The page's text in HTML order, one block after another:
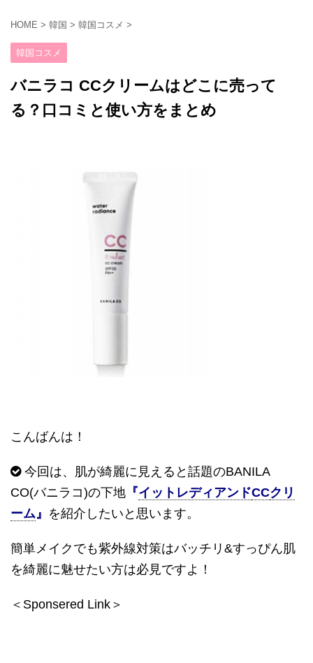
HOME > 韓国 > 韓国コスメ >
韓国コスメ
バニラコ CCクリームはどこに売って
る？口コミと使い方をまとめ
こんばんは！
今回は、肌が綺麗に見えると話題のBANILA
CO(バニラコ)の下地 『イットレディアンドCCクリ
ーム』 を紹介したいと思います。
簡単メイクでも紫外線対策はバッチリ &すっぴん肌
を綺麗に魅せたい方は必見ですよ！
＜Sponsered Link＞